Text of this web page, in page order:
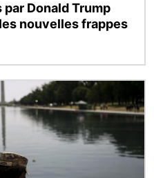
Donald Trump
nouvelles frappes